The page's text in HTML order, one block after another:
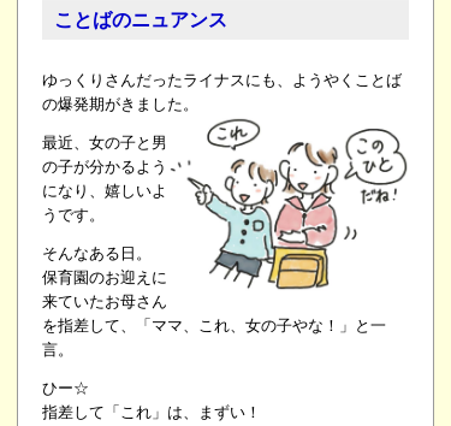
ことばのニュアンス
ゆっくりさんだったライナスにも、ようやくことば
の爆発期がきました。
最近、女の子と男
の子が分かるよう
になり、嬉しいよ
うです。
そんなある日。
保育園のお迎えに
来ていたお母さん
を指差して、「ママ、これ、女の子やな！」と一
言。
ひー☆
指差して「これ」は、まずい！